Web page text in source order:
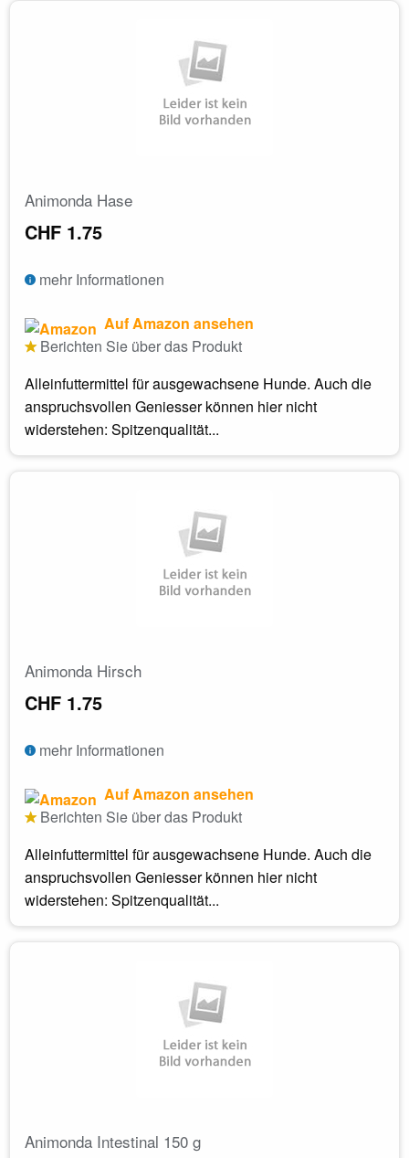
Animonda Hase
CHF 1.75
mehr Informationen
Auf Amazon ansehen
Berichten Sie über das Produkt
Alleinfuttermittel für ausgewachsene Hunde. Auch die
anspruchsvollen Geniesser können hier nicht
widerstehen: Spitzenqualität...
Animonda Hirsch
CHF 1.75
mehr Informationen
Auf Amazon ansehen
Berichten Sie über das Produkt
Alleinfuttermittel für ausgewachsene Hunde. Auch die
anspruchsvollen Geniesser können hier nicht
widerstehen: Spitzenqualität...
Animonda Intestinal 150 g